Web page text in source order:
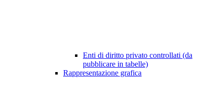
Enti di diritto privato controllati (da
pubblicare in tabelle)
Rappresentazione grafica